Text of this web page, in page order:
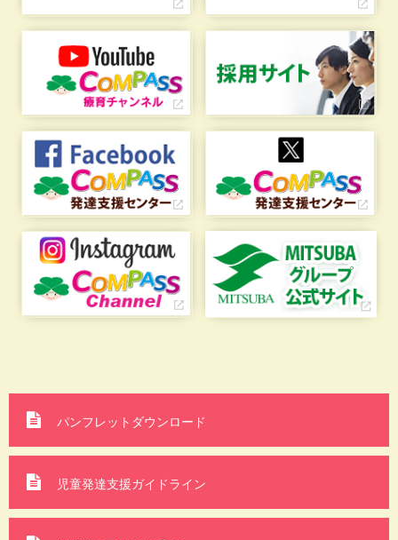
パンフレットダウンロード
児童発達支援ガイドライン